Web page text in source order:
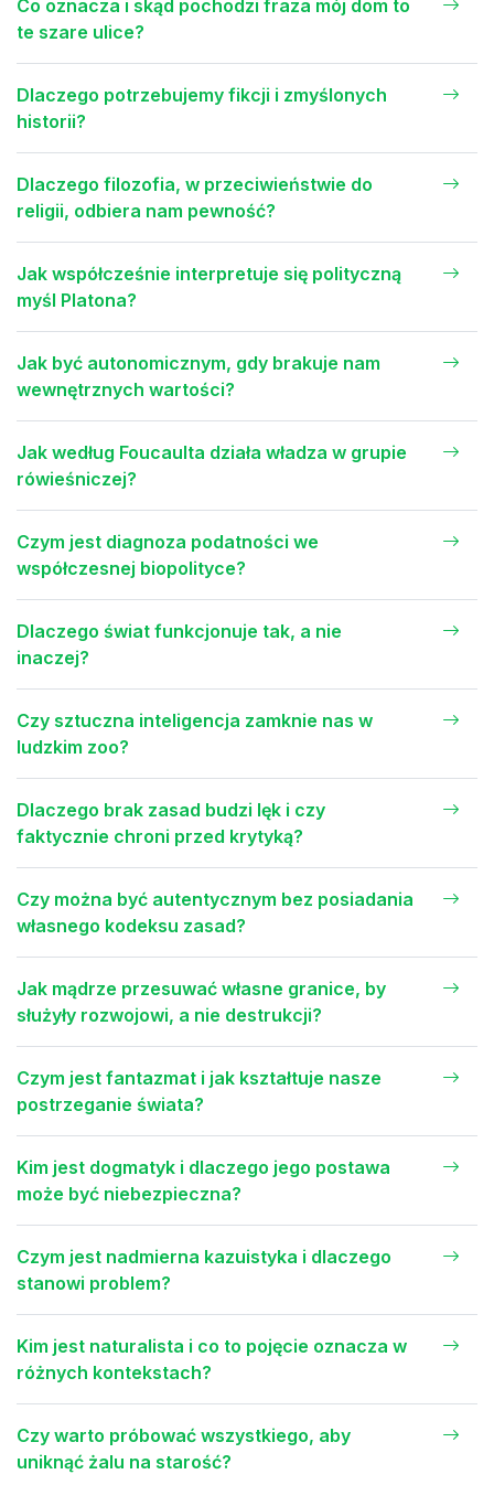
Co oznacza i skąd pochodzi fraza mój dom to
te szare ulice?
Dlaczego potrzebujemy fikcji i zmyślonych
historii?
Dlaczego filozofia, w przeciwieństwie do
religii, odbiera nam pewność?
Jak współcześnie interpretuje się polityczną
myśl Platona?
Jak być autonomicznym, gdy brakuje nam
wewnętrznych wartości?
Jak według Foucaulta działa władza w grupie
rówieśniczej?
Czym jest diagnoza podatności we
współczesnej biopolityce?
Dlaczego świat funkcjonuje tak, a nie
inaczej?
Czy sztuczna inteligencja zamknie nas w
ludzkim zoo?
Dlaczego brak zasad budzi lęk i czy
faktycznie chroni przed krytyką?
Czy można być autentycznym bez posiadania
własnego kodeksu zasad?
Jak mądrze przesuwać własne granice, by
służyły rozwojowi, a nie destrukcji?
Czym jest fantazmat i jak kształtuje nasze
postrzeganie świata?
Kim jest dogmatyk i dlaczego jego postawa
może być niebezpieczna?
Czym jest nadmierna kazuistyka i dlaczego
stanowi problem?
Kim jest naturalista i co to pojęcie oznacza w
różnych kontekstach?
Czy warto próbować wszystkiego, aby
uniknąć żalu na starość?